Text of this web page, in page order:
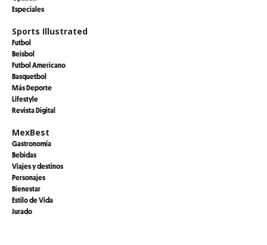
Especiales
Sports Illustrated
Futbol
Beisbol
Futbol Americano
Basquetbol
Más Deporte
Lifestyle
Revista Digital
MexBest
Gastronomía
Bebidas
Viajes y destinos
Personajes
Bienestar
Estilo de Vida
Jurado